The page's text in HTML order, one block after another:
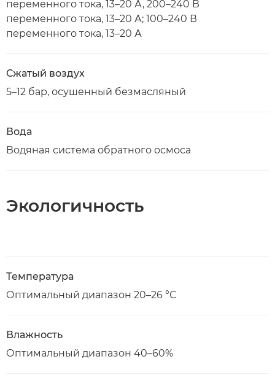
переменного тока, 13–20 А, 200–240 В
переменного тока, 13–20 А; 100–240 В
переменного тока, 13–20 А
Сжатый воздух
5–12 бар, осушенный безмасляный
Вода
Водяная система обратного осмоса
Экологичность
Температура
Оптимальный диапазон 20–26 °C
Влажность
Оптимальный диапазон 40–60%